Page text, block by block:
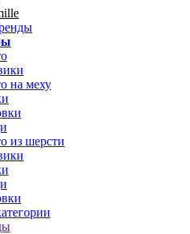
на меху
из шерсти